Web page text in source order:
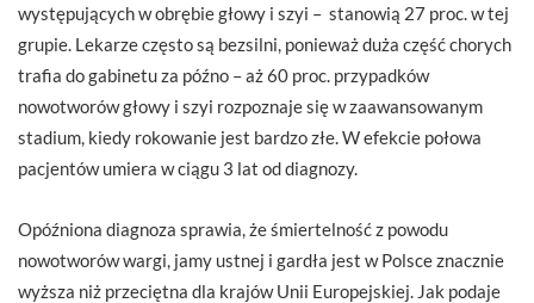
występujących w obrębie głowy i szyi – stanowią 27 proc. w tej
grupie. Lekarze często są bezsilni, ponieważ duża część chorych
trafia do gabinetu za późno – aż 60 proc. przypadków
nowotworów głowy i szyi rozpoznaje się w zaawansowanym
stadium, kiedy rokowanie jest bardzo złe. W efekcie połowa
pacjentów umiera w ciągu 3 lat od diagnozy.
Opóźniona diagnoza sprawia, że śmiertelność z powodu
nowotworów wargi, jamy ustnej i gardła jest w Polsce znacznie
wyższa niż przeciętna dla krajów Unii Europejskiej. Jak podaje